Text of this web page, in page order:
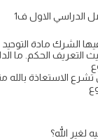
الفصل الاول 1446 على موقع
التعريف الحكم. ما
الاستعاذة بالله
لغير الله؟